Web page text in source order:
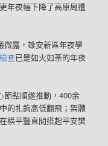
年夜幅下降了高原周遭
微露，雄安新區年夜學
查已是如火如荼的年夜
節點順遂推動，400余
的扎鉤高低翻飛；架體
橫平豎直間搭起平安樊